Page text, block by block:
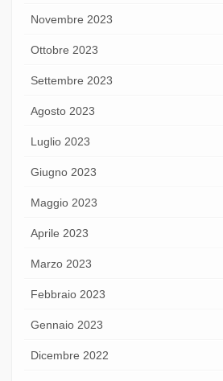
Novembre 2023
Ottobre 2023
Settembre 2023
Agosto 2023
Luglio 2023
Giugno 2023
Maggio 2023
Aprile 2023
Marzo 2023
Febbraio 2023
Gennaio 2023
Dicembre 2022